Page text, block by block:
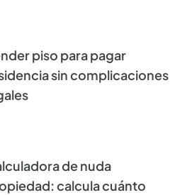
piso para pagar
sin complicaciones
de nuda
calcula cuánto